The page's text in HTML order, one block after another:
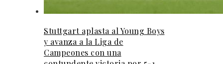
Stuttgart aplasta al Young Boys
y avanza a la Liga de
Campeones con una